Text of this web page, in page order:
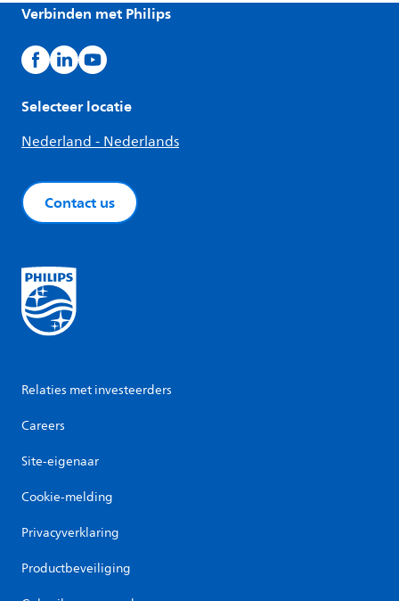
Verbinden met Philips
Selecteer locatie
Nederland - Nederlands
Contact us
Relaties met investeerders
Careers
Site-eigenaar
Cookie-melding
Privacyverklaring
Productbeveiliging